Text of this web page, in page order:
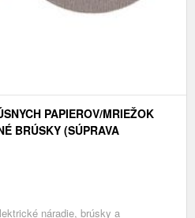
PAPIEROV/MRIEŽOK
BRÚSKY (SÚPRAVA
náradie, brúsky a